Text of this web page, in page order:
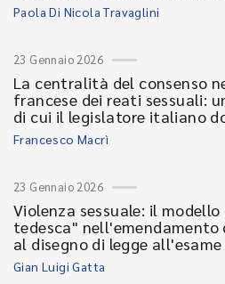
Paola Di Nicola Travaglini
23 Gennaio 2026
La centralità del consenso
francese dei reati sessuali:
di cui il legislatore italiano
Francesco Macrì
23 Gennaio 2026
Violenza sessuale: il
tedesca" nell'emendamento
al disegno di legge
Gian Luigi Gatta